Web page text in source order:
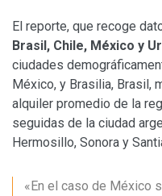
El reporte, que recoge
Brasil, Chile, México y
ciudades
México, y Brasilia, Brasil,
alquiler promedio de la
seguidas de la ciudad
Hermosillo, Sonora y
«En el caso de México